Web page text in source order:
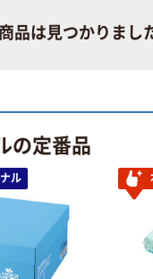
品は見つかりまし
の定番品
ル
ジナル
（税込）
現場のチ
さ
布テー
ル 「現場
ラ」 養生